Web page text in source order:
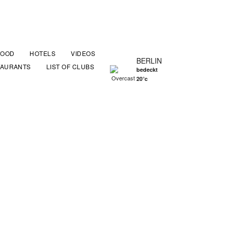
BERLIN
bedeckt
20°c
HOTELS
VIDEOS
LIST OF CLUBS